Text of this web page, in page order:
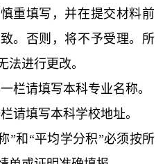
重填写，并在提交材料前
。否则，将不予受理。所
法进行更改。
栏请填写本科专业名称。
请填写本科学校地址。
”和“平均学分积”必须按所